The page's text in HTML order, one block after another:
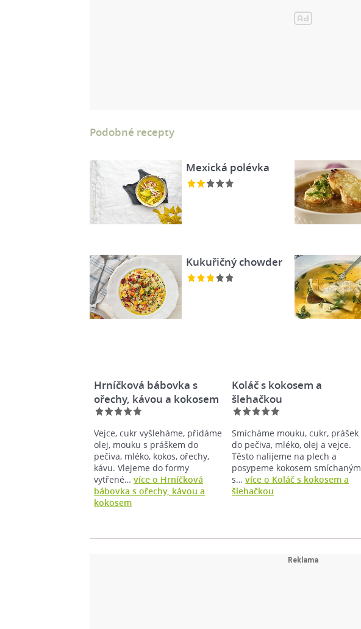
Podobné recepty
Mexická polévka
Kukuřičný chowder
Hrníčková bábovka s
ořechy, kávou a kokosem
Vejce, cukr vyšleháme, přidáme
olej, mouku s práškem do
pečiva, mléko, kokos, ořechy,
kávu. Vlejeme do formy
vytřené… více o Hrníčková
bábovka s ořechy, kávou a
kokosem
Koláč s kokosem a
šlehačkou
Smícháme mouku, cukr, prášek
do pečiva, mléko, olej a vejce.
Těsto nalijeme na plech a
posypeme kokosem smíchaným
s…více o Koláč s kokosem a
šlehačkou